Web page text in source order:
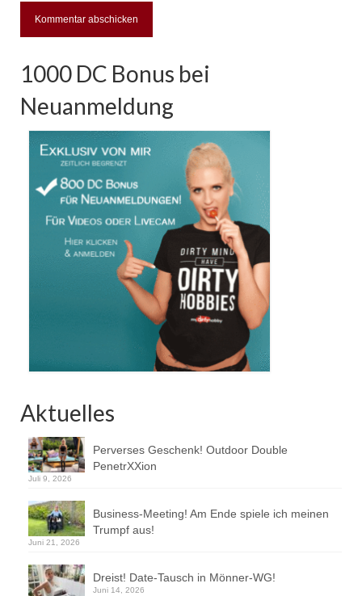
1000 DC Bonus bei
Neuanmeldung
Aktuelles
Perverses Geschenk! Outdoor Double
PenetrXXion
Juli 9, 2026
Business-Meeting! Am Ende spiele ich meinen
Trumpf aus!
Juni 21, 2026
Dreist! Date-Tausch in Mönner-WG!
Juni 14, 2026